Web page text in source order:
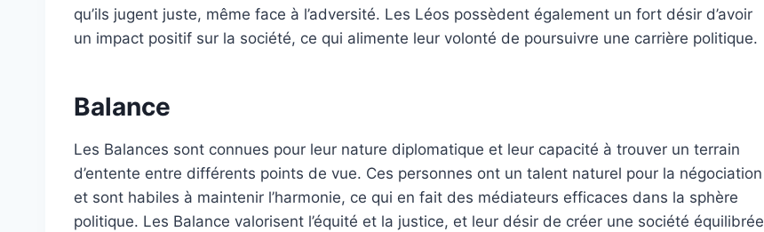
qu’ils jugent juste, même face à l’adversité. Les Léos possèdent également un fort désir d’avoir
un impact positif sur la société, ce qui alimente leur volonté de poursuivre une carrière politique.
Balance
Les Balances sont connues pour leur nature diplomatique et leur capacité à trouver un terrain
d’entente entre différents points de vue. Ces personnes ont un talent naturel pour la négociation
et sont habiles à maintenir l’harmonie, ce qui en fait des médiateurs efficaces dans la sphère
politique. Les Balance valorisent l’équité et la justice, et leur désir de créer une société équilibrée